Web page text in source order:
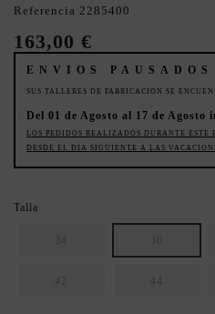
Referencia 2285400
163,00 €
ENVIOS PAUSADOS
SUS TALLERES DE FABRICACION SE
Del 01 de Agosto al 17 de Agosto
LOS PEDIDOS REALIZADOS DURANTE ESTE
DESDE EL DIA SIGUIENTE A LAS
Talla